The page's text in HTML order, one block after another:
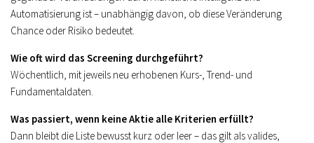
Automatisierung ist – unabhängig davon, ob diese Veränderung
Chance oder Risiko bedeutet.
Wie oft wird das Screening durchgeführt?
Wöchentlich, mit jeweils neu erhobenen Kurs-, Trend- und
Fundamentaldaten.
Was passiert, wenn keine Aktie alle Kriterien erfüllt?
Dann bleibt die Liste bewusst kurz oder leer – das gilt als valides,